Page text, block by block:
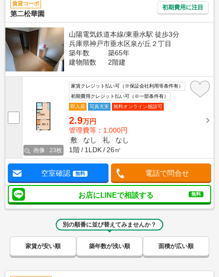
賃貸コーポ
第二松華園
初期費用に注目
山陽電気鉄道本線/東垂水駅 徒歩3分
兵庫県神戸市垂水区泉が丘２丁目
築年数
築65年
建物階数
2階建
画像 : 23枚
家賃クレジット払い可（※保証会社利用等条件有）
初期費用クレジット払い可（※一部条件有）
即入居
写真充実 無料オンライン相談可
2.9万円
管理費等：1,000円
敷
なし 礼
なし
1階
1LDK 26㎡
空室確認 無料 電話で問合せ
お店にLINEで相談する 無料
別の順番に並び替えてみませんか？
家賃が安い順 築年数が浅い順 面積が広い順